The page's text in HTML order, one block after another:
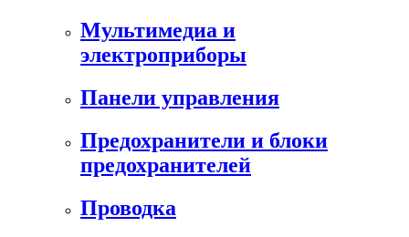
Мультимедиа и
электроприборы
Панели управления
Предохранители и блоки
предохранителей
Проводка